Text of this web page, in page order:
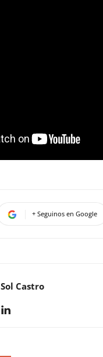
+ Seguinos en Google
Sol Castro